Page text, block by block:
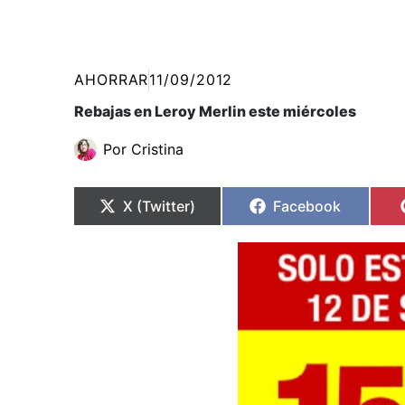
AHORRAR11/09/2012
Rebajas en Leroy Merlin este miércoles
Por Cristina
en
X (Twitter)
en
Facebook
en
en